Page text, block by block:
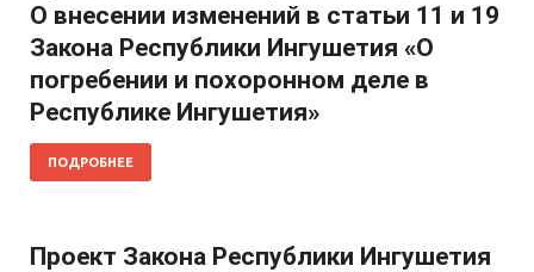
О внесении изменений в статьи 11 и 19
Закона Республики Ингушетия «О
погребении и похоронном деле в
Республике Ингушетия»
ПОДРОБНЕЕ
Проект Закона Республики Ингушетия